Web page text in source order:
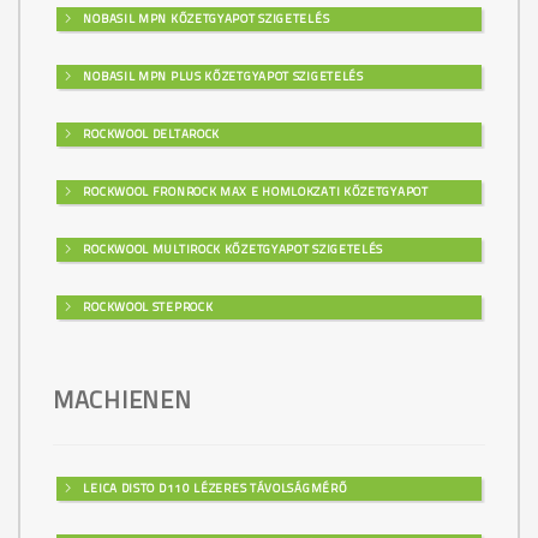
NOBASIL MPN KŐZETGYAPOT SZIGETELÉS
NOBASIL MPN PLUS KŐZETGYAPOT SZIGETELÉS
ROCKWOOL DELTAROCK
ROCKWOOL FRONROCK MAX E HOMLOKZATI KŐZETGYAPOT
ROCKWOOL MULTIROCK KŐZETGYAPOT SZIGETELÉS
ROCKWOOL STEPROCK
MACHIENEN
LEICA DISTO D110 LÉZERES TÁVOLSÁGMÉRŐ